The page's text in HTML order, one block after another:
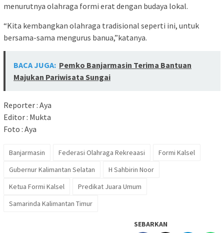
menurutnya olahraga formi erat dengan budaya lokal.
“Kita kembangkan olahraga tradisional seperti ini, untuk
bersama-sama mengurus banua,”katanya.
BACA JUGA: Pemko Banjarmasin Terima Bantuan
Majukan Pariwisata Sungai
Reporter : Aya
Editor : Mukta
Foto : Aya
Banjarmasin Federasi Olahraga Rekreaasi
Formi Kalsel
Gubernur Kalimantan Selatan
H Sahbirin Noor
Ketua Formi Kalsel
Predikat Juara Umum
Samarinda Kalimantan Timur
SEBARKAN